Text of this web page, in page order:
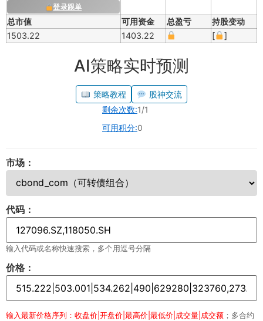
登录跟单
总市值 可用资金 总盈亏
持股变动
1503.22
1403.22 [ ]
AI策略实时预测
策略教程
股神交流
剩余次数:1/1
可用积分:0
市场：
代码：
输入代码或名称快速搜索，多个用逗号分隔
价格：
输入最新价格序列：收盘价|开盘价|最高价|最低价|成交量|成交额 ；多合约